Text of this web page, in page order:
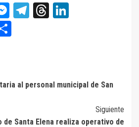
Messenger
Telegram
Threads
al personal municipal de San
Siguiente
de Santa Elena realiza operativo de